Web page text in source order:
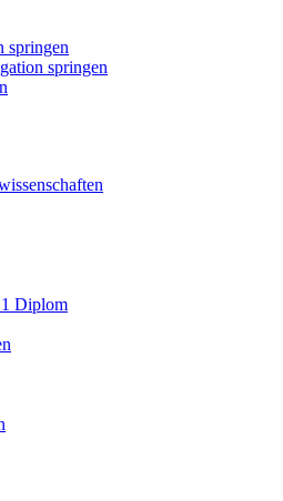
springen
springen
1 Diplom